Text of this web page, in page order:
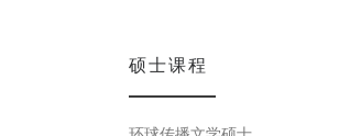
硕士课程